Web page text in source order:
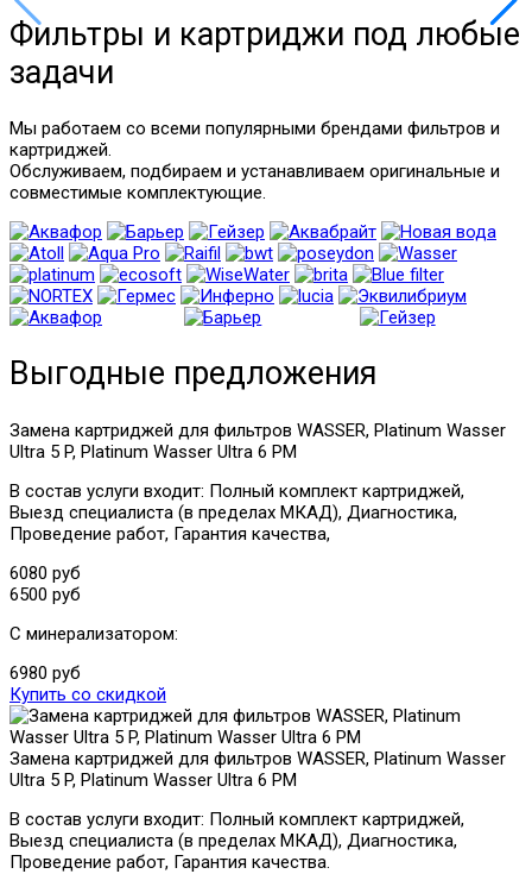
Фильтры и картриджи под любые
задачи
Мы работаем со всеми популярными брендами фильтров и
картриджей.
Обслуживаем, подбираем и устанавливаем оригинальные и
совместимые комплектующие.
Выгодные предложения
Замена картриджей для фильтров WASSER, Platinum Wasser
Ultra 5 P, Platinum Wasser Ultra 6 PM
В состав услуги входит: Полный комплект картриджей,
Выезд специалиста (в пределах МКАД), Диагностика,
Проведение работ, Гарантия качества,
6080 руб
6500 руб
С минерализатором:
6980 руб
Купить со скидкой
Замена картриджей для фильтров WASSER, Platinum Wasser
Ultra 5 P, Platinum Wasser Ultra 6 PM
В состав услуги входит: Полный комплект картриджей,
Выезд специалиста (в пределах МКАД), Диагностика,
Проведение работ, Гарантия качества.